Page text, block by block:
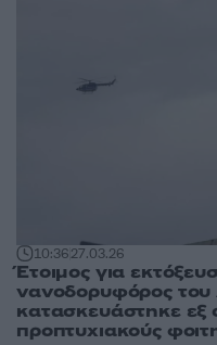
10:3627.03.26
Έτοιμος για
νανοδορυφόρος του
κατασκευάστηκε
προπτυχιακούς